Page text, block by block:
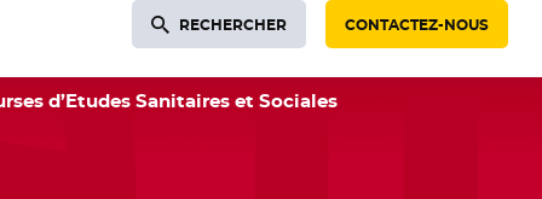
RECHERCHER CONTACTEZ-NOUS
d’Etudes Sanitaires et Sociales